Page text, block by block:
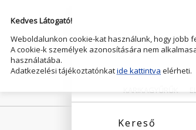
KARIKAGYŰRŰK
Kereső
Kedves Látogató!
Weboldalunkon cookie-kat használunk, hogy jobb
A cookie-k személyek azonosítására nem
használatába.
Adatkezelési tájékoztatónkatide kattintva elérheti.